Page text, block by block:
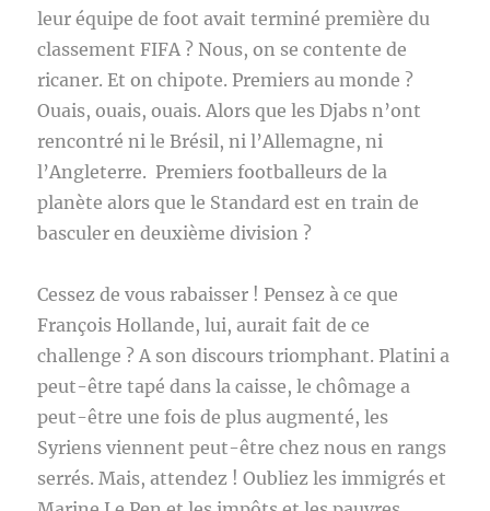
leur équipe de foot avait terminé première du
classement FIFA ? Nous, on se contente de
ricaner. Et on chipote. Premiers au monde ?
Ouais, ouais, ouais. Alors que les Djabs n’ont
rencontré ni le Brésil, ni l’Allemagne, ni
l’Angleterre. Premiers footballeurs de la
planète alors que le Standard est en train de
basculer en deuxième division ?
Cessez de vous rabaisser ! Pensez à ce que
François Hollande, lui, aurait fait de ce
challenge ? A son discours triomphant. Platini a
peut-être tapé dans la caisse, le chômage a
peut-être une fois de plus augmenté, les
Syriens viennent peut-être chez nous en rangs
serrés. Mais, attendez ! Oubliez les immigrés et